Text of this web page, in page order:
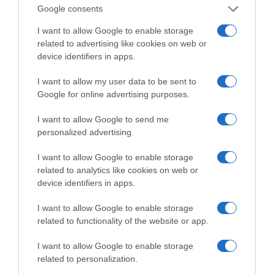
Google consents
I want to allow Google to enable storage
related to advertising like cookies on web or
device identifiers in apps.
I want to allow my user data to be sent to
Google for online advertising purposes.
I want to allow Google to send me
personalized advertising.
I want to allow Google to enable storage
related to analytics like cookies on web or
device identifiers in apps.
I want to allow Google to enable storage
related to functionality of the website or app.
I want to allow Google to enable storage
related to personalization.
της Ζωής μας
Οι άνθρωποι, οι αυθεντικές ιστορίες,
το ελληνικό καλοκαίρι και ένας
πολιτισμός που μας ενώνει κάθε μέρα.
ΌΣΑ ΧΡΕΙΆΖΕΣΑΙ
ΓΙΑ ΤΟ ΚΑΛΟΚΑΊΡΙ ΣΟΥ →